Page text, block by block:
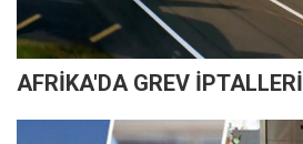
AFRİKA'DA GREV İPTALLERİ